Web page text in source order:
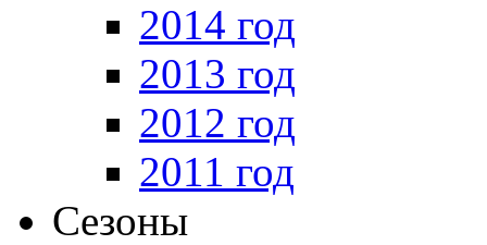
2014 год
2013 год
2012 год
2011 год
Сезоны